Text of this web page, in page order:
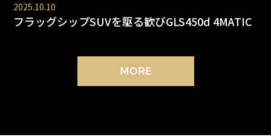
2025.10.10
フラッグシップSUVを駆る歓びGLS450d 4MATIC
MORE